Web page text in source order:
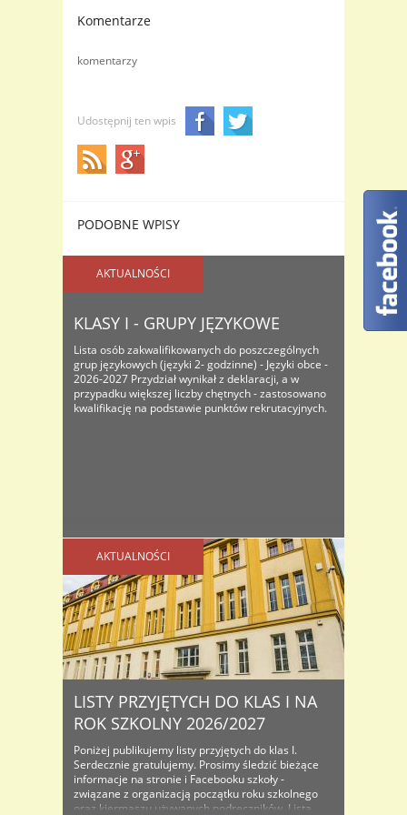
Komentarze
komentarzy
Udostępnij ten wpis
PODOBNE WPISY
AKTUALNOŚCI
KLASY I - GRUPY JĘZYKOWE
Lista osób zakwalifikowanych do poszczególnych
grup językowych (języki 2- godzinne) - Języki obce -
2026-2027 Przydział wynikał z deklaracji, a w
przypadku większej liczby chętnych - zastosowano
kwalifikację na podstawie punktów rekrutacyjnych.
AKTUALNOŚCI
LISTY PRZYJĘTYCH DO KLAS I NA
ROK SZKOLNY 2026/2027
Poniżej publikujemy listy przyjętych do klas I.
Serdecznie gratulujemy. Prosimy śledzić bieżące
informacje na stronie i Facebooku szkoły -
związane z organizacją początku roku szkolnego
oraz kiermaszu używanych podręczników. Lista